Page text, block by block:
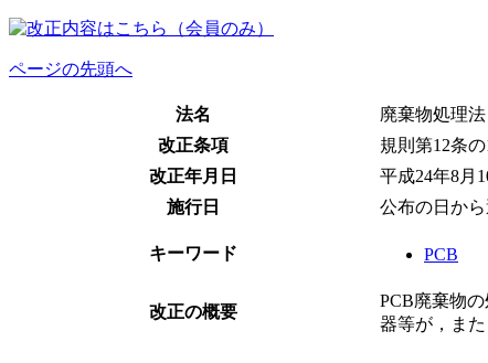
ページの先頭へ
法名
廃棄物処理法
改正条項
規則第12条
改正年月日
平成24年8月
施行日
公布の日から
キーワード PCB
改正の概要
PCB廃棄物
器等が，ま